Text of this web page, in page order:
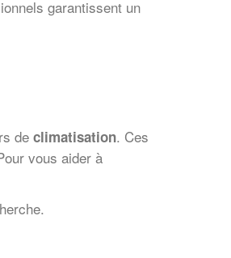
garantissent un
de climatisation. Ces
vous aider à